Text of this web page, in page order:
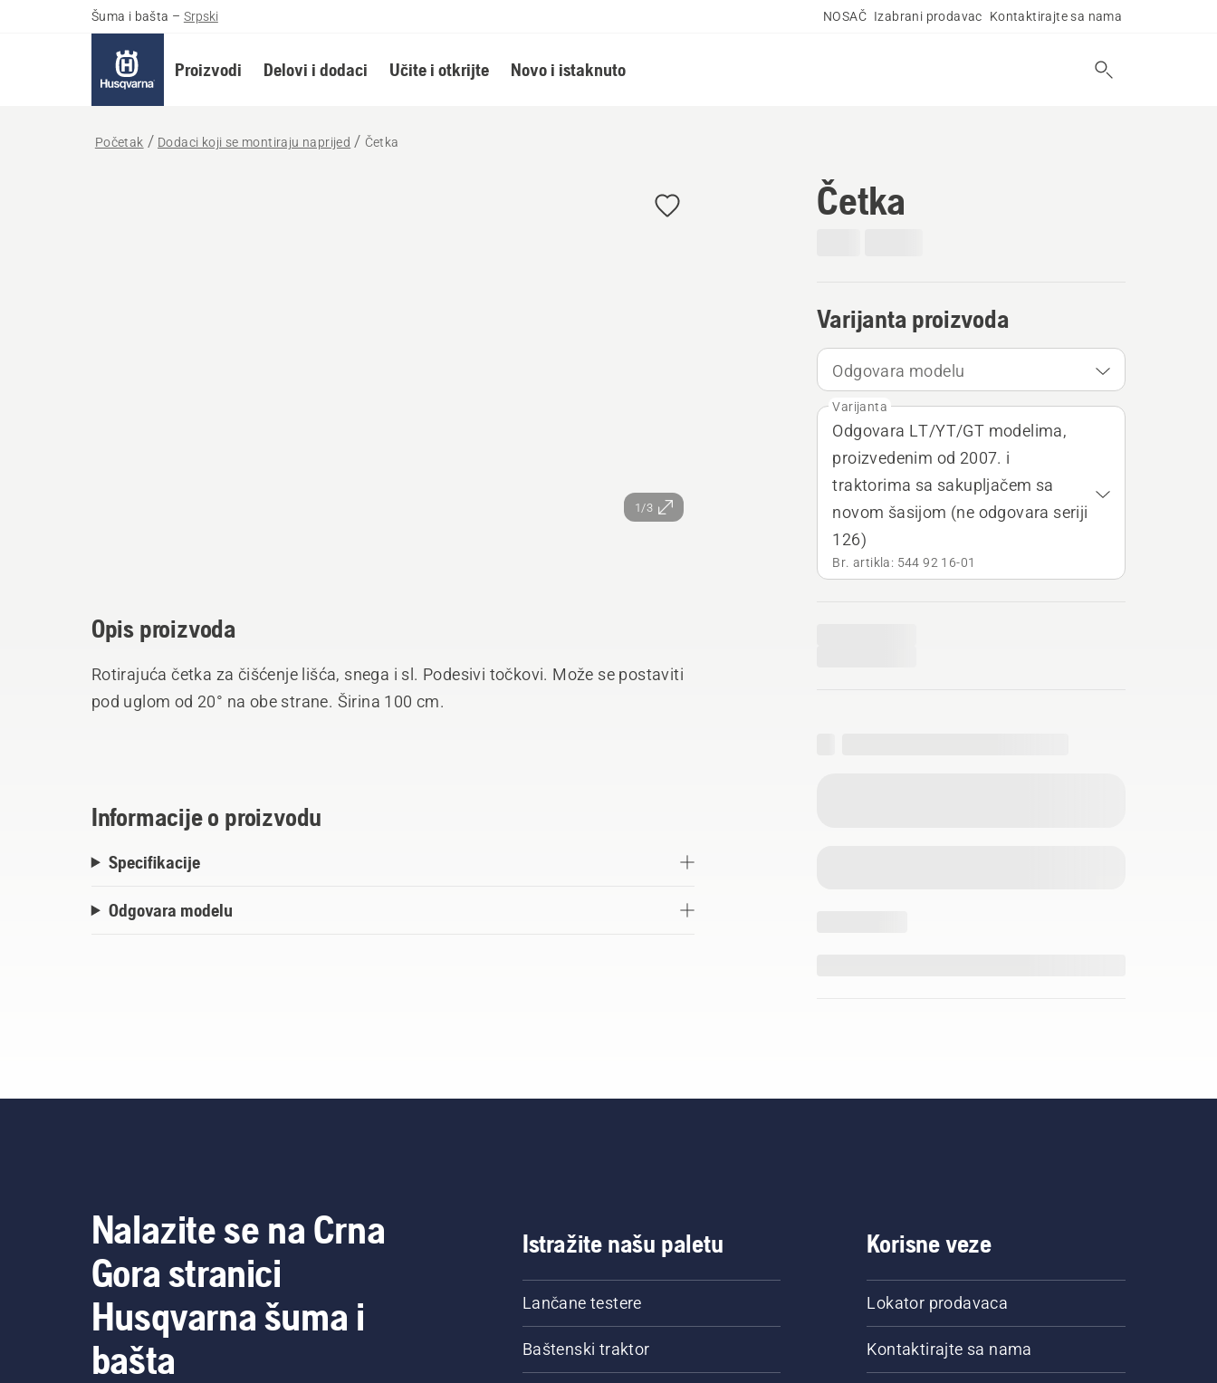
Šuma i bašta – Srpski NOSAČ Izabrani prodavac Kontaktirajte sa nama
Proizvodi Delovi i dodaci Učite i otkrijte Novo i istaknuto
Početak Dodaci koji se montiraju naprijed Četka
1/3
Četka
Varijanta proizvoda
Odgovara modelu
Varijanta
Odgovara LT/YT/GT modelima,
proizvedenim od 2007. i
traktorima sa sakupljačem sa
novom šasijom (ne odgovara seriji
126)
Br. artikla: 544 92 16‑01
Opis proizvoda
Rotirajuća četka za čišćenje lišća, snega i sl. Podesivi točkovi. Može se postaviti
pod uglom od 20° na obe strane. Širina 100 cm.
Informacije o proizvodu
Specifikacije
Odgovara modelu
Nalazite se na Crna
Gora stranici
Husqvarna šuma i
bašta
Istražite našu paletu
Lančane testere
Baštenski traktor
Korisne veze
Lokator prodavaca
Kontaktirajte sa nama